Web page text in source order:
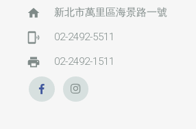
home 新北市萬里區海景路一號
phonelink_ring 02-2492-5511
print 02-2492-1511